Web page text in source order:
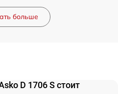
больше
D 1706 S стоит